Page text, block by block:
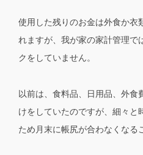
使用した残りのお金は外食か衣
れますが、我が家の家計管理で
クをしていません。
以前は、食料品、日用品、外食
けをしていたのですが、細々と
ため月末に帳尻が合わなくなる